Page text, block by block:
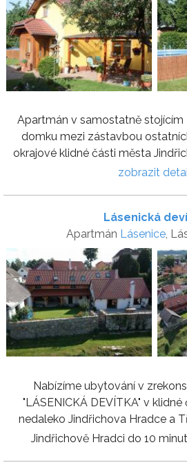
Apartmán v samostatně
domku mezi zástavbou
okrajové klidné části města
zobrazit
Lásenická
Apartmán Lásenice,
Nabízíme ubytování v
"LÁSENICKÁ DEVÍTKA" v
nedaleko Jindřichova Hradce a
Jindřichově Hradci do 10 minut